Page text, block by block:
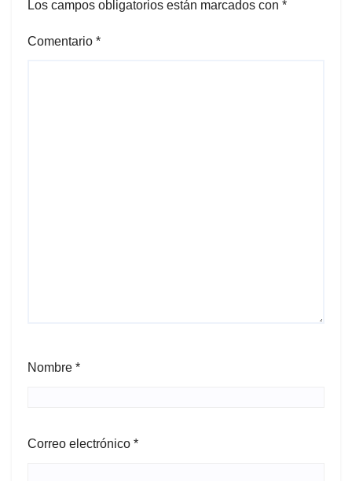
Los campos obligatorios están marcados con *
Comentario *
Nombre *
Correo electrónico *